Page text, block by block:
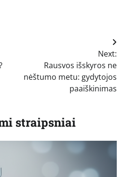
Next:
Rausvos išskyros ne
nėštumo metu: gydytojos
paaiškinimas
straipsniai